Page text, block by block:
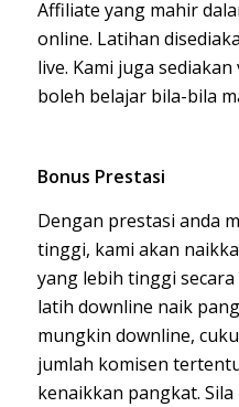
Affiliate yang mahir
online. Latihan
live. Kami juga
boleh belajar bila-bila
Bonus Prestasi
Dengan prestasi anda
tinggi, kami akan
yang lebih tinggi
latih downline naik
mungkin downline,
jumlah komisen
kenaikkan pangkat.